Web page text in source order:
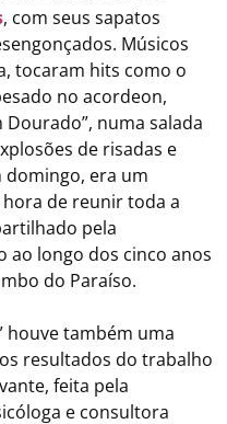
, com seus sapatos
Músicos
tocaram hits como o
no acordeon,
numa salada
de risadas e
domingo, era um
de reunir toda a
pela
ao longo dos cinco anos
do Paraíso.
houve também uma
resultados do trabalho
feita pela
e consultora